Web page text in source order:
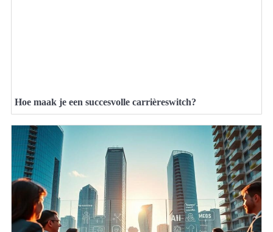
Hoe maak je een succesvolle carrièreswitch?